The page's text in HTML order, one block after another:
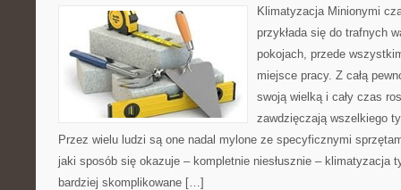
Klimatyzacja Minionymi
przykłada się do trafnych
pokojach, przede
miejsce pracy. Z całą
swoją wielką i cały czas
zawdzięczają wszelkiego
Przez wielu ludzi są one nadal mylone ze specyficznymi
jaki sposób się okazuje – kompletnie niesłusznie – klimatyzacja
bardziej skomplikowane […]